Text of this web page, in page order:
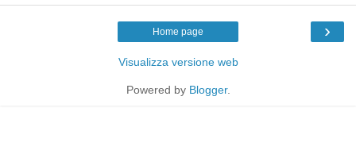
›
Home page
Visualizza versione web
Powered by Blogger.